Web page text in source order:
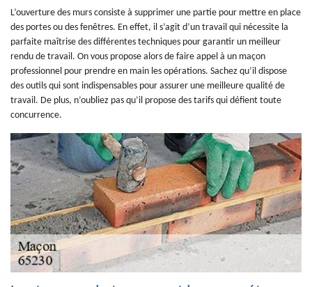
L’ouverture des murs consiste à supprimer une partie pour mettre en place
des portes ou des fenêtres. En effet, il s’agit d’un travail qui nécessite la
parfaite maîtrise des différentes techniques pour garantir un meilleur
rendu de travail. On vous propose alors de faire appel à un maçon
professionnel pour prendre en main les opérations. Sachez qu’il dispose
des outils qui sont indispensables pour assurer une meilleure qualité de
travail. De plus, n’oubliez pas qu’il propose des tarifs qui défient toute
concurrence.